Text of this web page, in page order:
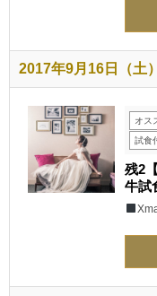
2017年9月16日（土）
オス
試食
残2
牛試